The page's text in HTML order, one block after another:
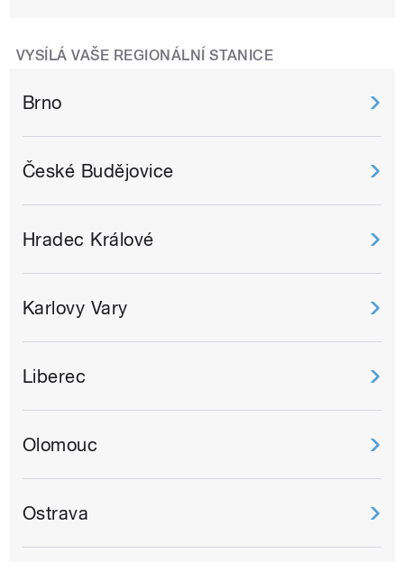
VYSÍLÁ VAŠE REGIONÁLNÍ STANICE
Brno
České Budějovice
Hradec Králové
Karlovy Vary
Liberec
Olomouc
Ostrava